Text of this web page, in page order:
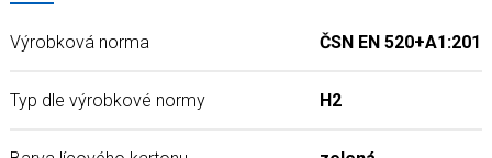
Výrobková norma ČSN EN 520+A1:2010
Typ dle výrobkové normy H2